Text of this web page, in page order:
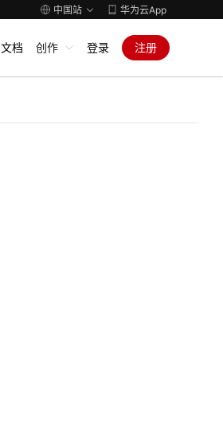
中国站 华为云App
文档 创作 登录 注册